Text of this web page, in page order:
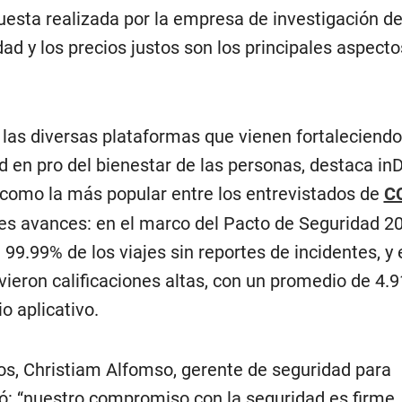
realizada por la empresa de investigación
y los precios justos son los principales
diversas plataformas que vienen
en pro del bienestar de las personas, destaca
la más popular entre los entrevistados de
avances: en el marco del Pacto de Seguridad
de los viajes sin reportes de incidentes, y
calificaciones altas, con un promedio de
aplicativo.
Christiam Alfomso, gerente de seguridad para